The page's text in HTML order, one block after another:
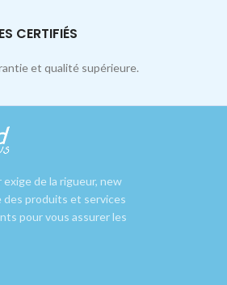
CERTIFIÉS
et qualité supérieure.
de la rigueur, new
des produits et services
pour vous assurer les